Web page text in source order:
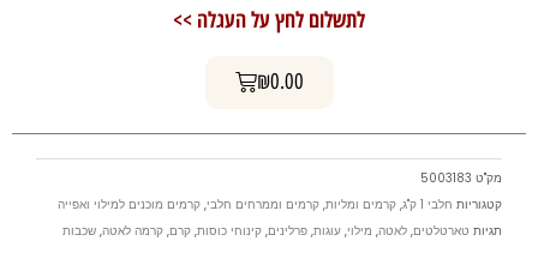
לתשלום לחץ על העגלה >>
₪0.00 עגלת קניות
מק"ט 5003183
קטגוריות חלבי 1 ק"ג קרמים ומליות קרמים וממרחים חלבי קרמים מוכנים למילוי ואפייה
תגיות טארטלטים לאטה מילוי עוגות פרלינים קינוחי כוסות קרם קרמה לאטה שכבות